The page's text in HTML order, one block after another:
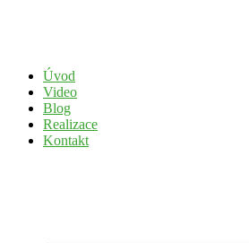
Úvod
Video
Blog
Realizace
Kontakt